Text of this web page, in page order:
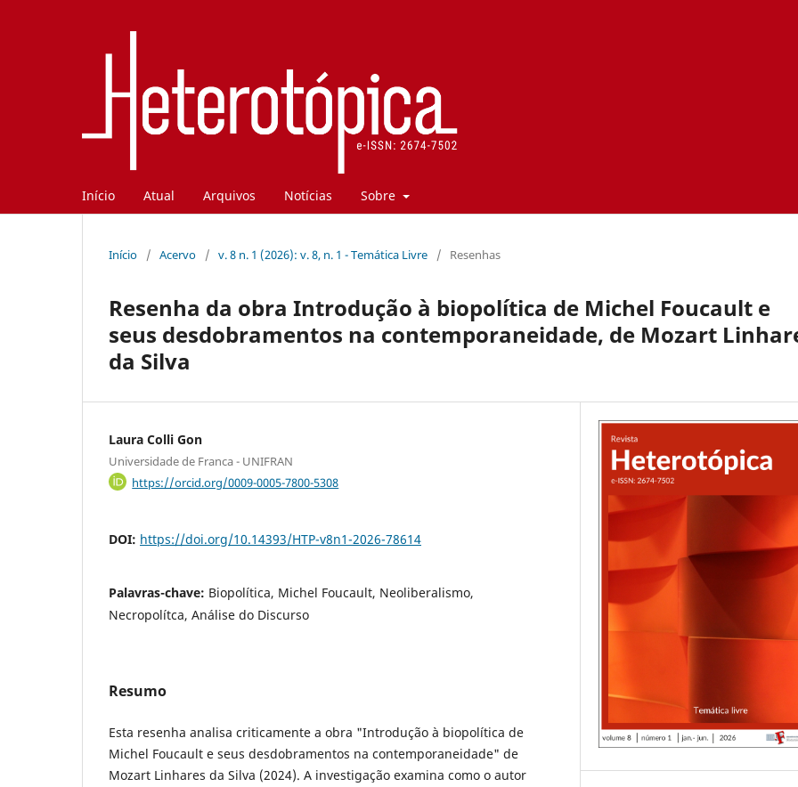
Início Atual Arquivos Notícias Sobre
Início / Acervo / v. 8 n. 1 (2026): v. 8, n. 1 - Temática Livre / Resenhas
Resenha da obra Introdução à biopolítica de Michel Foucault e
seus desdobramentos na contemporaneidade, de Mozart
da Silva
Laura Colli Gon
Universidade de Franca - UNIFRAN
https://orcid.org/0009-0005-7800-5308
DOI: https://doi.org/10.14393/HTP-v8n1-2026-78614
Palavras-chave: Biopolítica, Michel Foucault, Neoliberalismo,
Necropolítca, Análise do Discurso
Resumo
Esta resenha analisa criticamente a obra "Introdução à biopolítica de
Michel Foucault e seus desdobramentos na contemporaneidade" de
Mozart Linhares da Silva (2024). A investigação examina como o autor